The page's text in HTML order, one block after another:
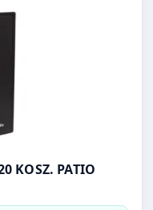
KOSZ. PATIO